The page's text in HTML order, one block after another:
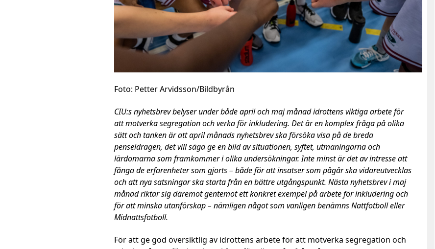
Foto: Petter Arvidsson/Bildbyrån
CIU:s nyhetsbrev belyser under både april och maj månad idrottens viktiga arbete för
attmotverka segregation och verka för inkludering. Det är en komplex fråga på olika
sätt och tanken är att april månads nyhetsbrev ska försöka visa på de breda
penseldragen, det vill säga ge en bild av situationen, syftet, utmaningarna och
lärdomarna som framkommer i olika undersökningar. Inte minst är det av intresse att
fånga de erfarenheter som gjorts – både för att insatser som pågår ska vidareutvecklas
och att nya satsningar ska starta från en bättre utgångspunkt. Nästa nyhetsbrev i maj
månad riktar sig däremot gentemot ett konkret exempel på arbete för inkludering och
för att minska utanförskap – nämligen något som vanligen benämns Nattfotboll eller
Midnattsfotboll.
För att ge god översiktlig av idrottens arbete för att motverka segregation och